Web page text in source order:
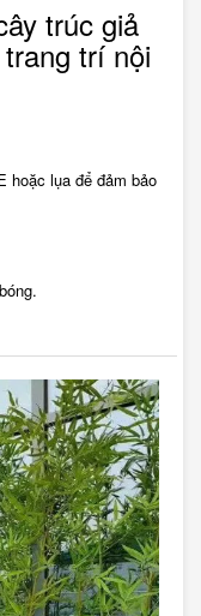
trúc giả
trí nội
hoặc lụa để đảm bảo